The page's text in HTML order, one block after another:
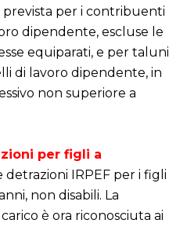
per i contribuenti
dipendente, escluse le
equiparati, e per taluni
di lavoro dipendente, in
non superiore a
per figli a
IRPEF per i figli
non disabili. La
è ora riconosciuta ai